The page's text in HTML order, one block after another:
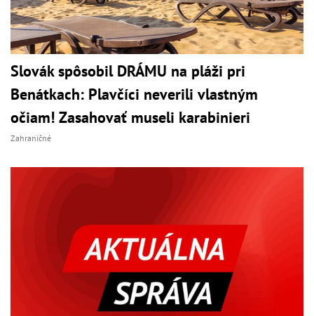
Slovák spôsobil DRÁMU na pláži pri
Benátkach: Plavčíci neverili vlastným
očiam! Zasahovať museli karabinieri
Zahraničné